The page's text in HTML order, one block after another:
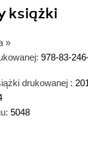
książki
»
978-83-
drukowanej :
5048